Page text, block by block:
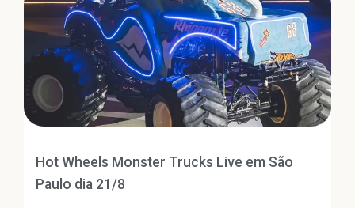
Hot Wheels Monster Trucks Live em São
Paulo dia 21/8